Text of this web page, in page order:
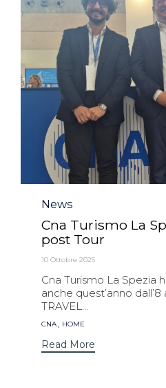
Category
News
Cna Turismo La
post Tour
10 Ottobre 2025
Cna Turismo La Spezia
anche quest’anno
TRAVEL...
Tags
CNA, HOME
Read More